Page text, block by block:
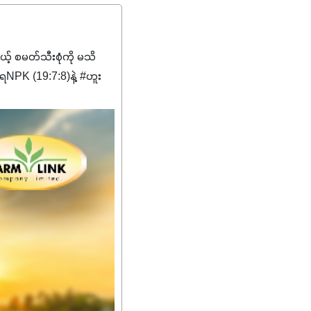
မယ့် စမတ်သီးစုံကို မသိ
(19:7:8)နဲ့ #ဟူး
းဇူးတွေအနေနဲ့ကတော့
လန်းသန်စွမ်းပြီး အစာ
န်စေပါတယ်။
ောင် အားပေးပါ
တယ်။ လုံလောက်တဲ့
ေး၊ အရွယ်အစားနဲ့
င်းစပ်ထားတဲ့အတွက်
အပါအဝင်
င်းရွက်နဲ့ ဥယျာဉ်ခြံသီးနှံ
းမမှားတာသေချာပြီ